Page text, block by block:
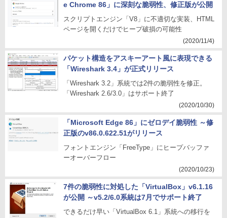
e Chrome 86」に深刻な脆弱性、修正版が公開
スクリプトエンジン「V8」に不適切な実装、HTML
ページを開くだけでヒープ破損の可能性
(2020/11/4)
パケット構造をアスキーアート風に表現できる
「Wireshark 3.4」が正式リリース
「Wireshark 3.2」系統では2件の脆弱性を修正。
「Wireshark 2.6/3.0」はサポート終了
(2020/10/30)
「Microsoft Edge 86」にゼロデイ脆弱性 ～修
正版のv86.0.622.51がリリース
フォントエンジン「FreeType」にヒープバッファ
ーオーバーフロー
(2020/10/23)
7件の脆弱性に対処した「VirtualBox」v6.1.16
が公開 ～v5.2/6.0系統は7月でサポート終了
できるだけ早い「VirtualBox 6.1」系統への移行を